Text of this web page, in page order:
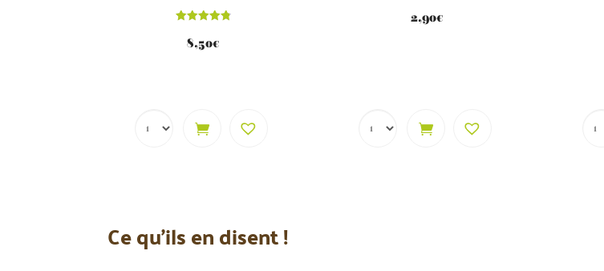
4.86
sur 5
8,50€
2,90€
Ce qu’ils en disent !